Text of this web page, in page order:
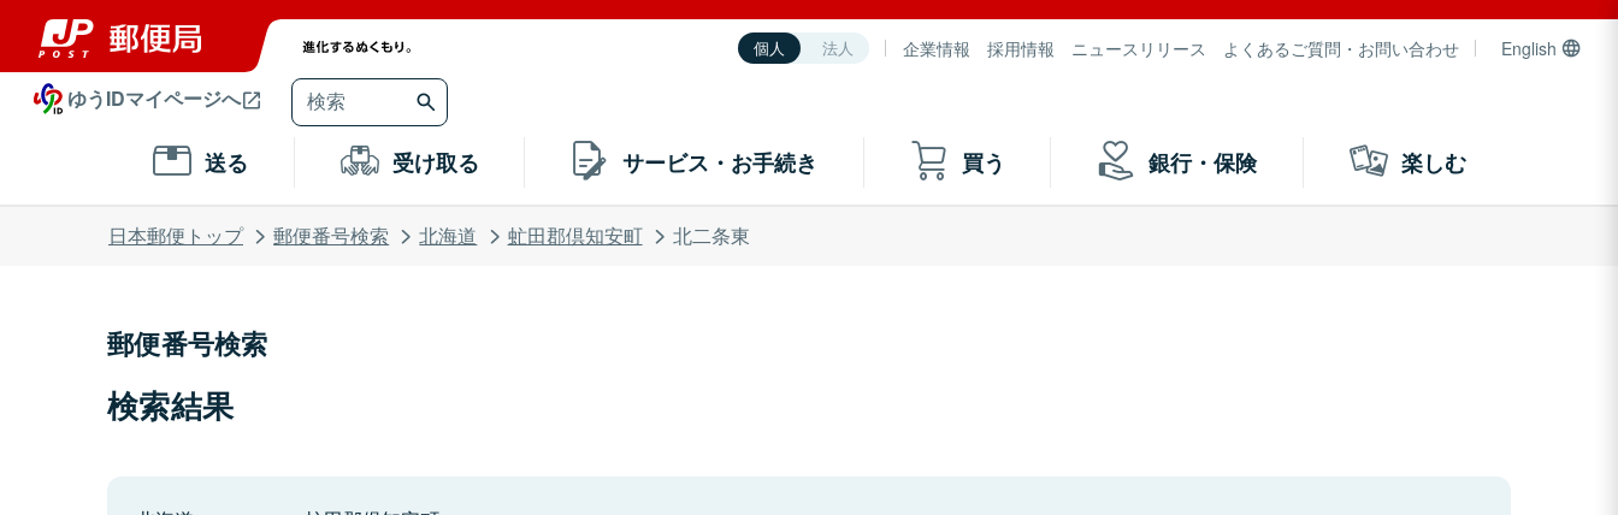
個人 法人 企業情報 採用情報 ニュースリリース よくあるご質問・お問い合わせ English
ゆうIDマイページへ
送る 受け取る サービス・お手続き 買う 銀行・保険 楽しむ
日本郵便トップ 郵便番号検索 北海道 虻田郡倶知安町 北二条東
郵便番号検索
検索結果